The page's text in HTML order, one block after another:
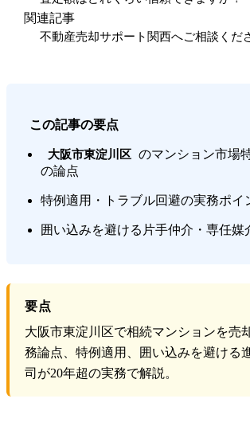
関連記事
不動産売却サポート関西へご相談くだ
この記事の要点
大阪市東淀川区
のマンション市場
の論点
特例適用・トラブル回避の実務ポイ
囲い込みを避ける片手仲介・専任媒
要点
大阪市東淀川区で相続マンションを売
務論点、特例適用、囲い込みを避ける
司が20年超の実務で解説。